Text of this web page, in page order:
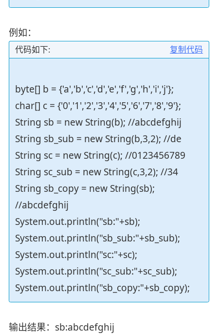
例如：
复制代码
代码如下:
byte[] b = {'a','b','c','d','e','f','g','h','i','j'};
char[] c = {'0','1','2','3','4','5','6','7','8','9'};
String sb = new String(b); //abcdefghij
String sb_sub = new String(b,3,2); //de
String sc = new String(c); //0123456789
String sc_sub = new String(c,3,2); //34
String sb_copy = new String(sb);
//abcdefghij
System.out.println("sb:"+sb);
System.out.println("sb_sub:"+sb_sub);
System.out.println("sc:"+sc);
System.out.println("sc_sub:"+sc_sub);
System.out.println("sb_copy:"+sb_copy);
输出结果：sb:abcdefghij